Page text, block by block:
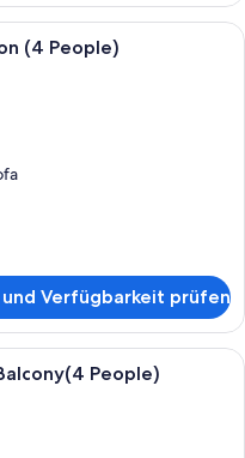
modernes Schlafzimmer mit
(4 People)
und Verfügbarkeit prüfen
Schreibtisch,
People)